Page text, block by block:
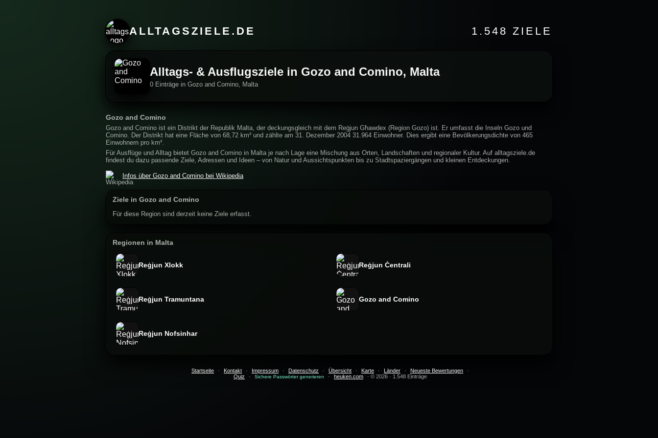
ALLTAGSZIELE.DE 1.548 ZIELE
Alltags- & Ausflugsziele in Gozo and Comino, Malta
0 Einträge in Gozo and Comino, Malta
Gozo and Comino
Gozo and Comino ist ein Distrikt der Republik Malta, der deckungsgleich mit dem Reġjun Għawdex (Region Gozo) ist. Er umfasst die Inseln Gozo und
Comino. Der Distrikt hat eine Fläche von 68,72 km² und zählte am 31. Dezember 2004 31.964 Einwohner. Dies ergibt eine Bevölkerungsdichte von 465
Einwohnern pro km².
Für Ausflüge und Alltag bietet Gozo and Comino in Malta je nach Lage eine Mischung aus Orten, Landschaften und regionaler Kultur. Auf alltagsziele.de
findest du dazu passende Ziele, Adressen und Ideen – von Natur und Aussichtspunkten bis zu Stadtspaziergängen und kleinen Entdeckungen.
Infos über Gozo and Comino bei Wikipedia
Ziele in Gozo and Comino
Für diese Region sind derzeit keine Ziele erfasst.
Regionen in Malta
Reġjun Xlokk Reġjun Ċentrali
Reġjun Tramuntana Gozo and Comino
Reġjun Nofsinhar
Startseite · Kontakt · Impressum · Datenschutz · Übersicht · Karte · Länder · Neueste Bewertungen
·
Quiz
· Sichere Passwörter generieren · heuken.com · © 2026 · 1.548 Einträge